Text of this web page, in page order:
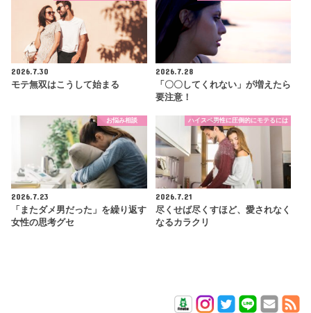
2026.7.30
モテ無双はこうして始まる
2026.7.28
「〇〇してくれない」が増えたら
要注意！
お悩み相談
2026.7.23
「またダメ男だった」を繰り返す
女性の思考グセ
ハイスペ男性に圧倒的にモテるには
2026.7.21
尽くせば尽くすほど、愛されなく
なるカラクリ